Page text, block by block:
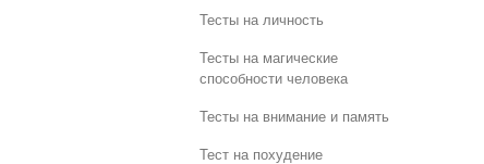
Тесты на личность
Тесты на магические
способности человека
Тесты на внимание и память
Тест на похудение